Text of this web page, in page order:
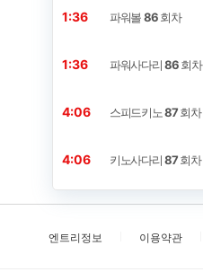
1:36 파워볼86회차
1:36 파워사다리86회차
4:06 스피드키노87회차
4:06 키노사다리87회차
엔트리정보 이용약관